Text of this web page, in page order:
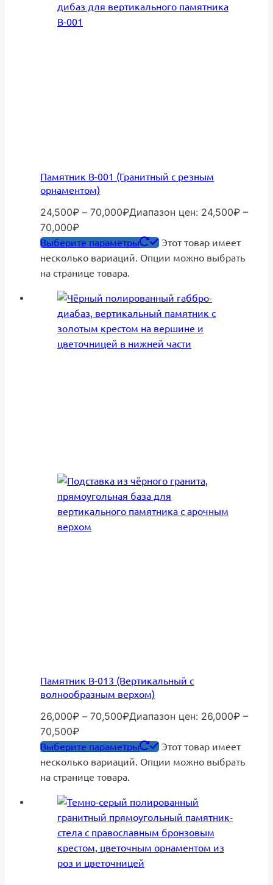
Памятник В-001 (Гранитный с резным
орнаментом)
24,500₽ – 70,000₽Диапазон цен: 24,500₽ –
70,000₽
Выберите параметры
Этот товар имеет
несколько вариаций. Опции можно выбрать
на странице товара.
Памятник В-013 (Вертикальный с
волнообразным верхом)
26,000₽ – 70,500₽Диапазон цен: 26,000₽ –
70,500₽
Выберите параметры
Этот товар имеет
несколько вариаций. Опции можно выбрать
на странице товара.